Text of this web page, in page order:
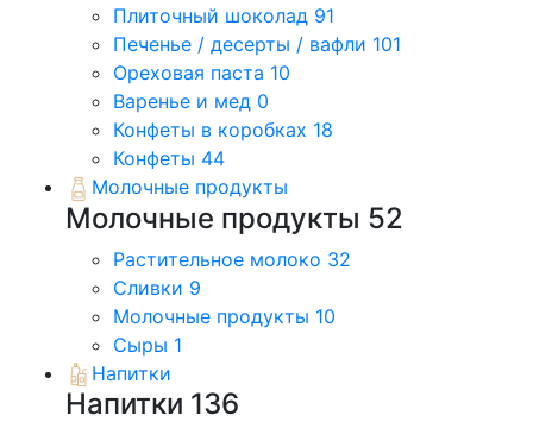
Плиточный шоколад 91
Печенье / десерты / вафли 101
Ореховая паста 10
Варенье и мед 0
Конфеты в коробках 18
Конфеты 44
Молочные продукты
Молочные продукты 52
Растительное молоко 32
Сливки 9
Молочные продукты 10
Сыры 1
Напитки
Напитки 136